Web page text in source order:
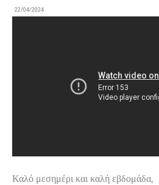
22/04/2024
Καλό μεσημέρι και καλή εβδομάδα,